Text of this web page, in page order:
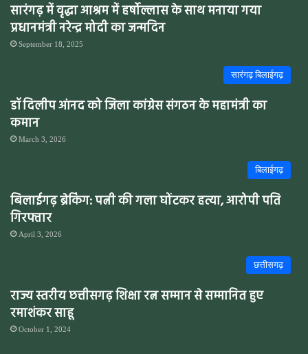
सारंगढ़ में वृद्धा आश्रम में हर्षोल्लास के साथ मनाया गया
प्रधानमंत्री नरेन्द्र मोदी का जन्मदिन
September 18, 2025
सारंगढ़ बिलाईगढ़
डॉ दिलीप आंनद को जिला कांग्रेस संगठन के महामंत्री का
कमान
March 3, 2026
बिलाईगढ़
बिलाईगढ़ ब्रेकिंग: पत्नी की गला घोंटकर हत्या, आरोपी पति
गिरफ्तार
April 3, 2026
छत्तीसगढ़
राज्य स्तरीय छत्तीसगढ़ शिक्षा रत्न सम्मान से सम्मानित हुए
रमाशंकर साहू
October 1, 2024